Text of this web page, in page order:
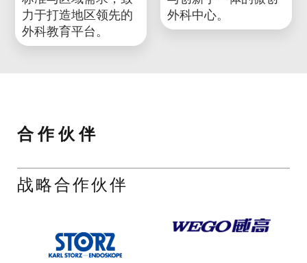
力于打造地区领先的
外科教育平台。
外科中心。
合 作 伙 伴
战略合作伙伴